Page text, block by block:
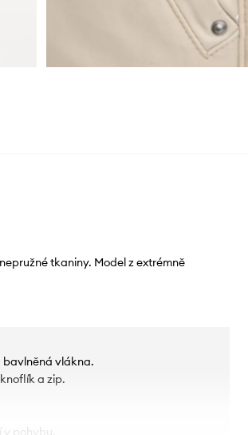
tkaniny. Model z extrémně
bavlněná vlákna.
a zip.
v pohybu.